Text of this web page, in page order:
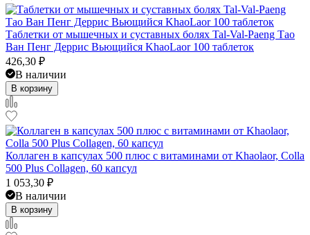
Таблетки от мышечных и суставных болях Tal-Val-Paeng Тао
Ван Пенг Деррис Вьющийся KhaoLaor 100 таблеток
426,30 ₽
В наличии
В корзину
Коллаген в капсулах 500 плюс с витаминами от Khaolaor, Colla
500 Plus Collagen, 60 капсул
1 053,30 ₽
В наличии
В корзину